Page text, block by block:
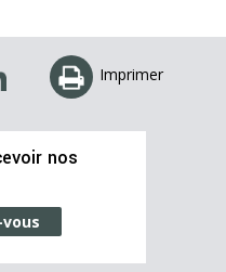
Imprimer
nos